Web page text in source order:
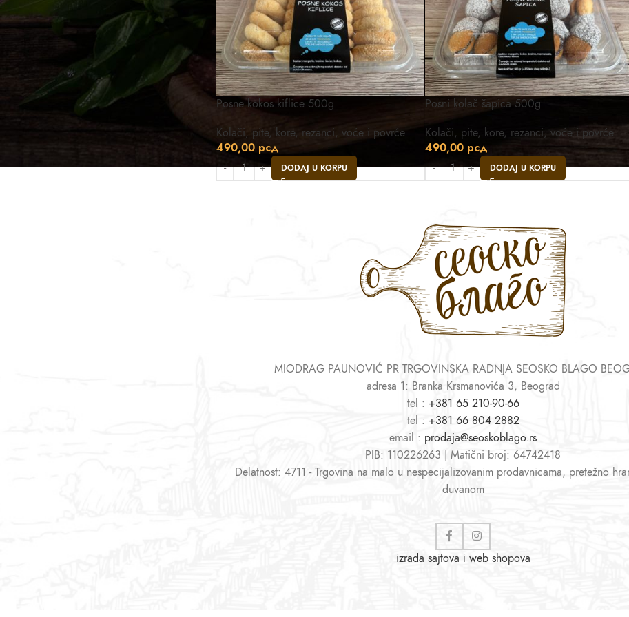
Posne kokos kiflice 500g
Kolači, pite, kore, rezanci, voće i povrće
490,00 рсд
DODAJ U KORPU
Posni kolač šapica 500g
Kolači, pite, kore, rezanci, voće i povrće
490,00 рсд
DODAJ U KORPU
MIODRAG PAUNOVIĆ PR TRGOVINSKA RADNJA SEOSKO BLAGO
adresa 1: Branka Krsmanovića 3, Beograd
tel : +381 65 210-90-66
tel : +381 66 804 2882
email : prodaja@seoskoblago.rs
PIB: 110226263 | Matični broj: 64742418
Delatnost: 4711 - Trgovina na malo u nespecijalizovanim prodavnicama, pretežno
duvanom
izrada sajtova i web shopova